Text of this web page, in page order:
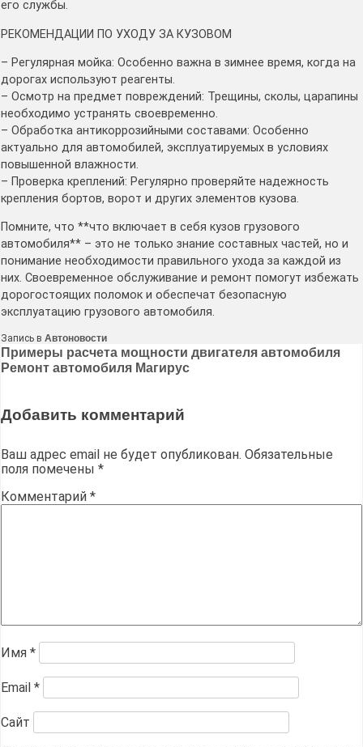
его службы.
РЕКОМЕНДАЦИИ ПО УХОДУ ЗА КУЗОВОМ
– Регулярная мойка: Особенно важна в зимнее время, когда на
дорогах используют реагенты.
– Осмотр на предмет повреждений: Трещины, сколы, царапины
необходимо устранять своевременно.
– Обработка антикоррозийными составами: Особенно
актуально для автомобилей, эксплуатируемых в условиях
повышенной влажности.
– Проверка креплений: Регулярно проверяйте надежность
крепления бортов, ворот и других элементов кузова.
Помните, что **что включает в себя кузов грузового
автомобиля** – это не только знание составных частей, но и
понимание необходимости правильного ухода за каждой из
них. Своевременное обслуживание и ремонт помогут избежать
дорогостоящих поломок и обеспечат безопасную
эксплуатацию грузового автомобиля.
Запись в Автоновости
Навигация
по
Примеры расчета мощности двигателя автомобиля
Ремонт автомобиля Магирус
Добавить комментарий
Ваш адрес email не будет опубликован. Обязательные
поля помечены *
Комментарий *
Имя *
Email *
Сайт